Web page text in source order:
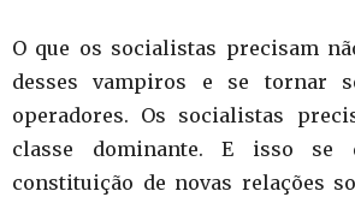
O que os socialistas precisam
desses vampiros e se tornar
operadores. Os socialistas
classe dominante. E isso se
constituição de novas relações